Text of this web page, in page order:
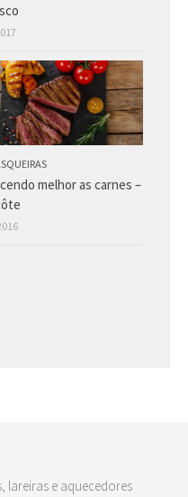
melhor as carnes –
lareiras e aquecedores